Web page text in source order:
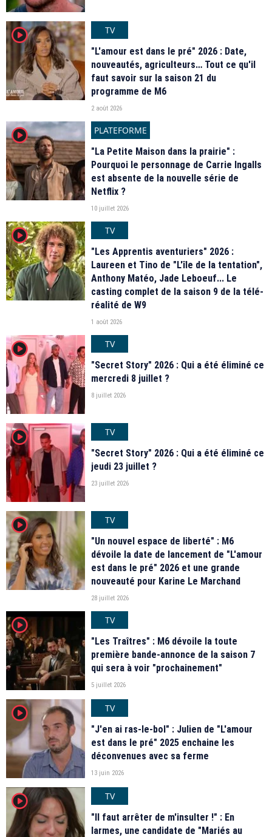
player2
TV
"L'amour est dans le pré" 2026 : Date,
nouveautés, agriculteurs… Tout ce qu'il
faut savoir sur la saison 21 du
programme de M6
2 août 2026
player2
PLATEFORME
"La Petite Maison dans la prairie" :
Pourquoi le personnage de Carrie Ingalls
est absente de la nouvelle série de
Netflix ?
10 juillet 2026
player2
TV
"Les Apprentis aventuriers" 2026 :
Laureen et Tino de "L'île de la tentation",
Anthony Matéo, Jade Leboeuf... Le
casting complet de la saison 9 de la télé-
réalité de W9
1 août 2026
player2
TV
"Secret Story" 2026 : Qui a été éliminé ce
mercredi 8 juillet ?
8 juillet 2026
player2
TV
"Secret Story" 2026 : Qui a été éliminé ce
jeudi 23 juillet ?
23 juillet 2026
player2
TV
"Un nouvel espace de liberté" : M6
dévoile la date de lancement de "L'amour
est dans le pré" 2026 et une grande
nouveauté pour Karine Le Marchand
28 juillet 2026
player2
TV
"Les Traîtres" : M6 dévoile la toute
première bande-annonce de la saison 7
qui sera à voir "prochainement"
5 juillet 2026
player2
TV
"J'en ai ras-le-bol" : Julien de "L'amour
est dans le pré" 2025 enchaine les
déconvenues avec sa ferme
13 juin 2026
player2
TV
"Il faut arrêter de m'insulter !" : En
larmes, une candidate de "Mariés au